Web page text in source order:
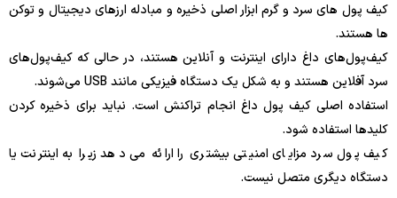
کیف پول های سرد و گرم ابزار اصلی ذخیره و مبادله ارزهای دیجیتال و توکن
ها هستند.
کیف‌پول‌های داغ دارای اینترنت و آنلاین هستند، در حالی که کیف‌پول‌های
سرد آفلاین هستند و به شکل یک دستگاه فیزیکی مانند USB می‌شوند.
استفاده اصلی کیف پول داغ انجام تراکنش است. نباید برای ذخیره کردن
کلیدها استفاده شود.
کیف پول سرد مزایای امنیتی بیشتری را ارائه می دهد زیرا به اینترنت یا
دستگاه دیگری متصل نیست.